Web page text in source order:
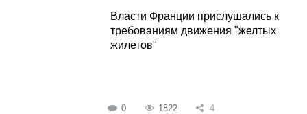
Власти Франции прислушались к
требованиям движения "желтых
жилетов"
0 1822 4